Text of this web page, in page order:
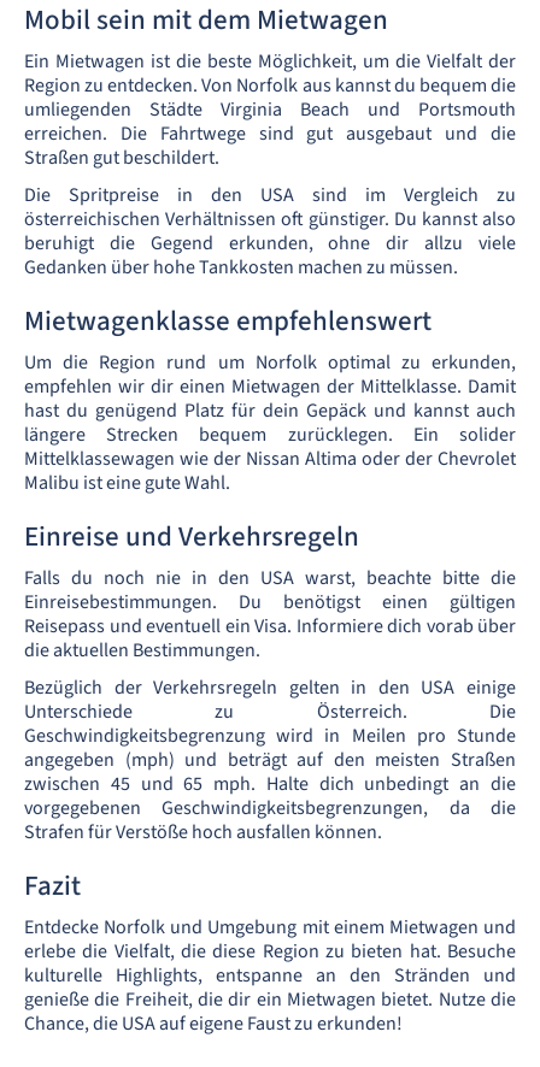
Mobil sein mit dem Mietwagen
Ein Mietwagen ist die beste Möglichkeit, um die Vielfalt der
Region zu entdecken. Von Norfolk aus kannst du bequem die
umliegenden Städte Virginia Beach und Portsmouth
erreichen. Die Fahrtwege sind gut ausgebaut und die
Straßen gut beschildert.
Die Spritpreise in den USA sind im Vergleich zu
österreichischen Verhältnissen oft günstiger. Du kannst also
beruhigt die Gegend erkunden, ohne dir allzu viele
Gedanken über hohe Tankkosten machen zu müssen.
Mietwagenklasse empfehlenswert
Um die Region rund um Norfolk optimal zu erkunden,
empfehlen wir dir einen Mietwagen der Mittelklasse. Damit
hast du genügend Platz für dein Gepäck und kannst auch
längere Strecken bequem zurücklegen. Ein solider
Mittelklassewagen wie der Nissan Altima oder der Chevrolet
Malibu ist eine gute Wahl.
Einreise und Verkehrsregeln
Falls du noch nie in den USA warst, beachte bitte die
Einreisebestimmungen. Du benötigst einen gültigen
Reisepass und eventuell ein Visa. Informiere dich vorab über
die aktuellen Bestimmungen.
Bezüglich der Verkehrsregeln gelten in den USA einige
Unterschiede zu Österreich. Die
Geschwindigkeitsbegrenzung wird in Meilen pro Stunde
angegeben (mph) und beträgt auf den meisten Straßen
zwischen 45 und 65 mph. Halte dich unbedingt an die
vorgegebenen Geschwindigkeitsbegrenzungen, da die
Strafen für Verstöße hoch ausfallen können.
Fazit
Entdecke Norfolk und Umgebung mit einem Mietwagen und
erlebe die Vielfalt, die diese Region zu bieten hat. Besuche
kulturelle Highlights, entspanne an den Stränden und
genieße die Freiheit, die dir ein Mietwagen bietet. Nutze die
Chance, die USA auf eigene Faust zu erkunden!